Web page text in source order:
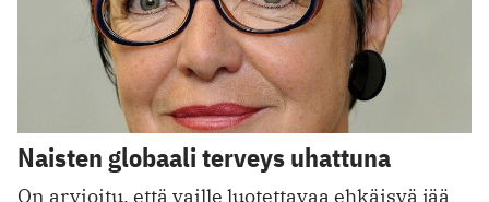
Naisten globaali terveys uhattuna
On arvioitu, että vaille luotettavaa ehkäisyä jää